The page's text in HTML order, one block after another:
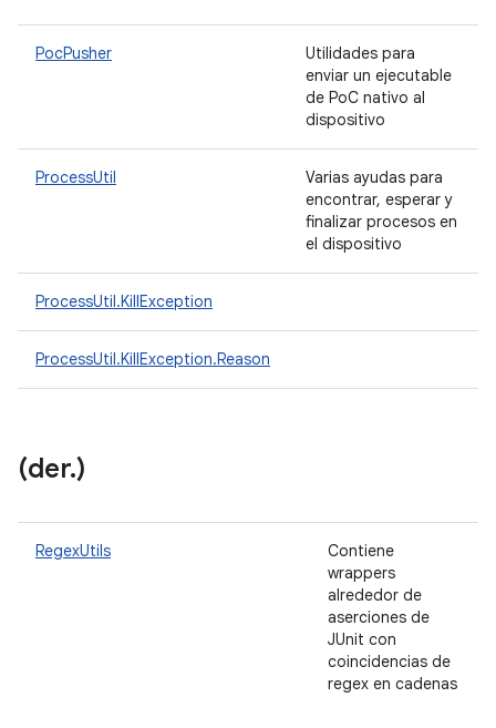
PocPusher
Utilidades para
enviar un ejecutable
de PoC nativo al
dispositivo
ProcessUtil
Varias ayudas para
encontrar, esperar y
finalizar procesos en
el dispositivo
ProcessUtil.KillException
ProcessUtil.KillException.Reason
(der.)
RegexUtils
Contiene
wrappers
alrededor de
aserciones de
JUnit con
coincidencias de
regex en cadenas